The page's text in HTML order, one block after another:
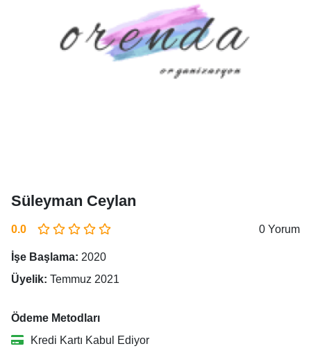
Süleyman Ceylan
0.0 0 Yorum
İşe Başlama: 2020
Üyelik: Temmuz 2021
Ödeme Metodları
Kredi Kartı Kabul Ediyor